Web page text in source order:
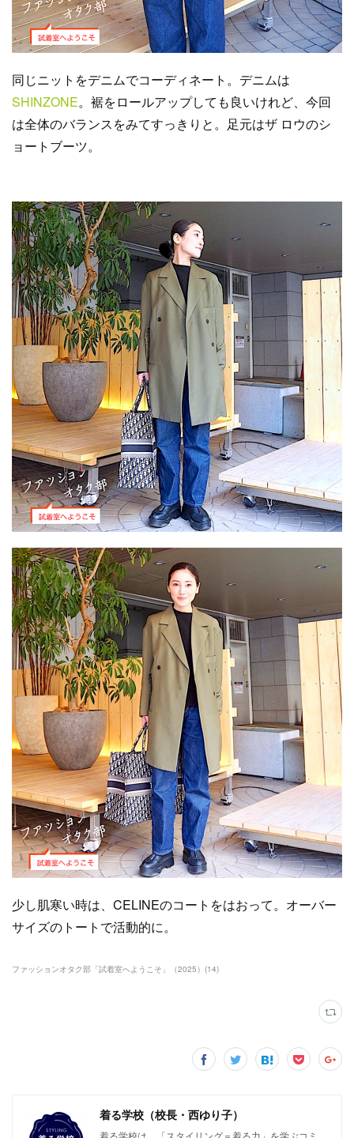
同じニットをデニムでコーディネート。デニムは
SHINZONE。裾をロールアップしても良いけれど、今回
は全体のバランスをみてすっきりと。足元はザ ロウのシ
ョートブーツ。
少し肌寒い時は、CELINEのコートをはおって。オーバー
サイズのトートで活動的に。
ファッションオタク部「試着室へようこそ」（2025） (14)
着る学校（校長・西ゆり子）
着る学校は、「スタイリング＝着る力」を学ぶコミ